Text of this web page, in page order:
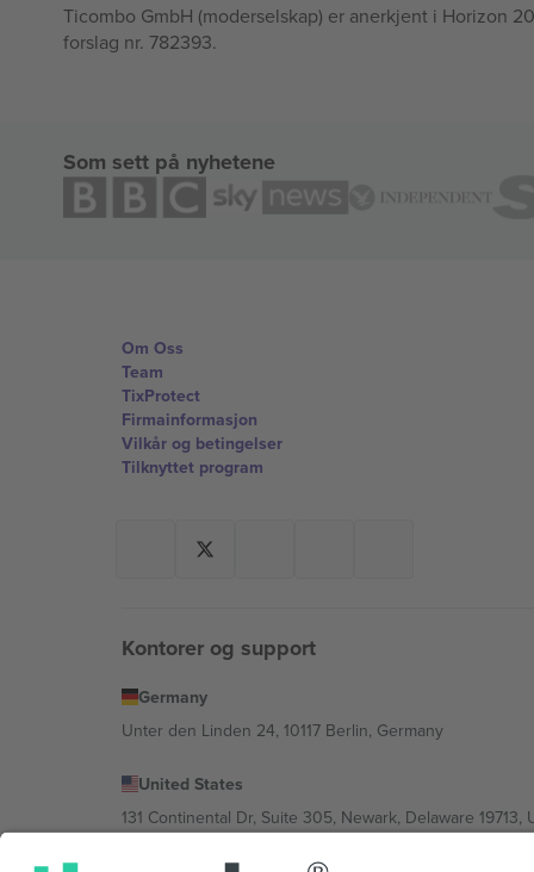
Ticombo GmbH (moderselskap) er anerkjent i Horizon
forslag nr. 782393.
Som sett på nyhetene
Om Oss
Team
TixProtect
Firmainformasjon
Vilkår og betingelser
Tilknyttet program
Kontorer og support
Germany
Unter den Linden 24, 10117 Berlin, Germany
United States
131 Continental Dr, Suite 305, Newark, Delaware 19713,